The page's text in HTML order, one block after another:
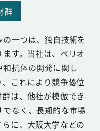
群
一つは、独自技術を
す。当社は、ペリオ
抗体の開発に関し
これにより競争優位
は、他社が模倣でき
なく、長期的な市場
に、大阪大学などの